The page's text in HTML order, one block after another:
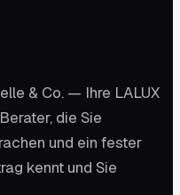
& Co. — Ihre LALUX
die Sie
und ein fester
kennt und Sie